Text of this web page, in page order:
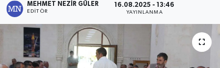
MEHMET NEZIR GÜLER
EDITÖR
16.08.2025 - 13:46
YAYINLANMA
Ekonomi
Genel
Güncel
Haber Arşivi